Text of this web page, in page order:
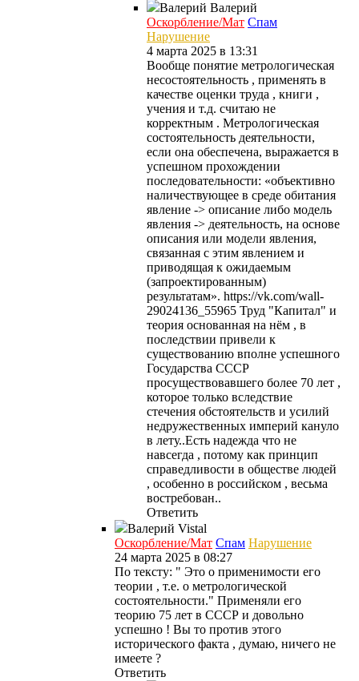
Валерий Валерий
Оскорбление/Мат Спам
Нарушение
4 марта 2025 в 13:31
Вообще понятие метрологическая
несостоятельность , применять в
качестве оценки труда , книги ,
учения и т.д. считаю не
корректным . Метрологическая
состоятельность деятельности,
если она обеспечена, выражается в
успешном прохождении
последовательности: «объективно
наличествующее в среде обитания
явление -> описание либо модель
явления -> деятельность, на основе
описания или модели явления,
связанная с этим явлением и
приводящая к ожидаемым
(запроектированным)
результатам». https://vk.com/wall-
29024136_55965 Труд "Капитал" и
теория основанная на нём , в
последствии привели к
существованию вполне успешного
Государства СССР
просуществовавшего более 70 лет ,
которое только вследствие
стечения обстоятельств и усилий
недружественных империй кануло
в лету..Есть надежда что не
навсегда , потому как принцип
справедливости в обществе людей
, особенно в российском , весьма
востребован..
Ответить
Валерий Vistal
Оскорбление/Мат Спам Нарушение
24 марта 2025 в 08:27
По тексту: " Это о применимости его
теории , т.е. о метрологической
состоятельности." Применяли его
теорию 75 лет в СССР и довольно
успешно ! Вы то против этого
исторического факта , думаю, ничего не
имеете ?
Ответить